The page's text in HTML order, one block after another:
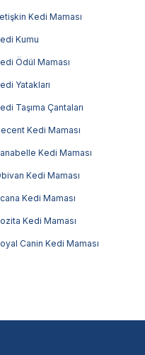
Kedi Maması
Kumu
Ödül Maması
Yatakları
Taşıma Çantaları
Kedi Maması
Kedi Maması
Kedi Maması
Kedi Maması
Kedi Maması
Canin Kedi Maması